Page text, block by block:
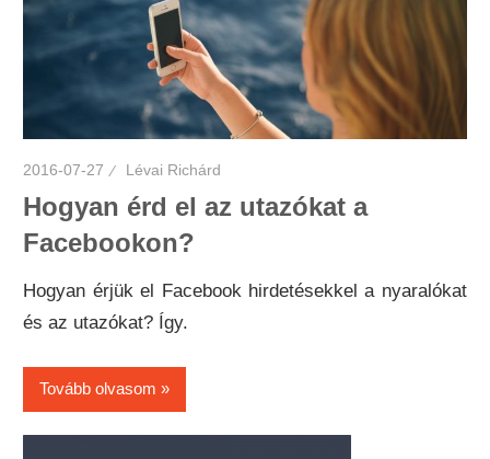
2016-07-27 Lévai Richárd
Hogyan érd el az utazókat a
Facebookon?
Hogyan érjük el Facebook hirdetésekkel a nyaralókat
és az utazókat? Így.
Tovább olvasom